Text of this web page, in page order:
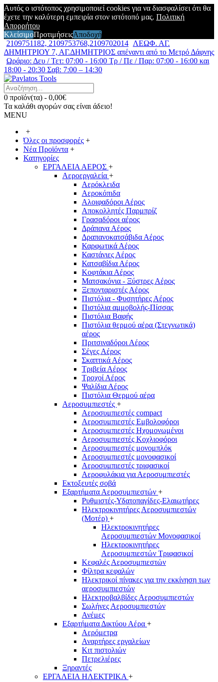
Αυτός ο ιστότοπος χρησιμοποιεί cookies για να διασφαλίσει ότι θα
έχετε την καλύτερη εμπειρία στον ιστότοπό μας. Πολιτική
Απορρήτου
ΚλείσιμοΠροτιμήσειςΑποδοχή
2109751182, 2109753768,2109702014 ΛΕΩΦ. ΑΓ.
ΔΗΜΗΤΡΙΟΥ 7, ΑΓ.ΔΗΜΗΤΡΙΟΣ απέναντι από το Μετρό Δάφνης
Ωράριο: Δευ / Τετ: 07:00 - 16:00 Τρ / Πε / Παρ: 07:00 - 16:00 και
18:00 - 20:30 Σαβ: 7:00 – 14:30
0 προϊόν(τα) - 0,00€
Τα καλάθι αγορών σας είναι άδειο!
MENU
+
Όλες οι προσφορές +
Νέα Προϊόντα +
Κατηγορίες
ΕΡΓΑΛΕΙΑ ΑΕΡΟΣ +
Αεροεργαλεία +
Αερόκλειδα
Αεροκόπιδα
Αλοιφαδόροι Αέρος
Αποκολλητές Παρμπρίζ
Γρασαδόροι αέρος
Δράπανα Αέρος
Δραπανοκατσάβιδα Αέρος
Καρφωτικά Αέρος
Καστάνιες Αέρος
Κατσαβίδια Αέρος
Κοφτάκια Αέρος
Ματσακόνια - Ξύστρες Αέρος
Ξεπονταριστές Αέρος
Πιστόλια - Φυσητήρες Αέρος
Πιστόλια αμμοβολής-Πίσσας
Πιστόλια Βαφής
Πιστόλια θερμού αέρα (Στεγνωτικά)
αέρος
Πριτσιναδόροι Αέρος
Σέγες Αέρος
Σκαπτικά Αέρος
Τριβεία Αέρος
Τροχοί Αέρος
Ψαλίδια Αέρος
Πιστόλια Θερμού αέρα
Αεροσυμπιεστές +
Αεροσυμπιεστές compact
Αεροσυμπιεστές Εμβολοφόροι
Αεροσυμπιεστές Ηχομονωμένοι
Αεροσυμπιεστές Κοχλιοφόροι
Αεροσυμπιεστές μονομπλόκ
Αεροσυμπιεστές μονοφασικοί
Αεροσυμπιεστές τριφασικοί
Αεροφυλάκια για Αεροσυμπιεστές
Εκτοξευτές σοβά
Εξαρτήματα Αεροσυμπιεστών +
Ρυθμιστές-Υδατοπαγίδες-Ελαιωτήρες
Ηλεκτροκινητήρες Αεροσυμπιεστών
(Μοτέρ) +
Ηλεκτροκινητήρες
Αεροσυμπιεστών Μονοφασικοί
Ηλεκτροκινητήρες
Αεροσυμπιεστών Τριφασικοί
Κεφαλές Αεροσυμπιεστών
Φίλτρα κεφαλών
Ηλεκτρικοί πίνακες για την εκκίνηση των
αεροσυμπιεστών
Ηλεκτροβαλβίδες Αεροσυμπιεστών
Σωλήνες Αεροσυμπιεστών
Ανέμες
Εξαρτήματα Δικτύου Αέρα +
Αερόμετρα
Αναρτήρες εργαλείων
Κιτ πιστολιών
Πετρελιέρες
Ξηραντές
ΕΡΓΑΛΕΙΑ ΗΛΕΚΤΡΙΚΑ +